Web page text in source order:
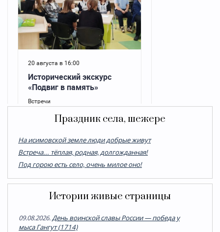
Праздник села, шежере
На исимовской земле люди добрые живут
Встреча... тёплая, родная, долгожданная!
Под горою есть село, очень милое оно!
Истории живые страницы
09.08.2026.День воинской славы России — победа у
мыса Гангут (1714)